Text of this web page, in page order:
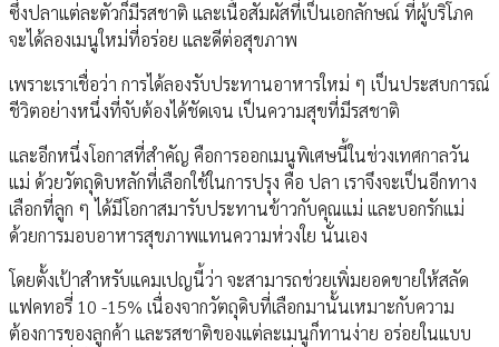
ซึ่งปลาแต่ละตัวก็มีรสชาติ และเนื้อสัมผัสที่เป็นเอกลักษณ์ ที่ผู้บริโภค
จะได้ลองเมนูใหม่ที่อร่อย และดีต่อสุขภาพ
เพราะเราเชื่อว่า การได้ลองรับประทานอาหารใหม่ ๆ เป็นประสบการณ์
ชีวิตอย่างหนึ่งที่จับต้องได้ชัดเจน เป็นความสุขที่มีรสชาติ
และอีกหนึ่งโอกาสที่สำคัญ คือการออกเมนูพิเศษนี้ในช่วงเทศกาลวัน
แม่ ด้วยวัตถุดิบหลักที่เลือกใช้ในการปรุง คือ ปลา เราจึงจะเป็นอีกทาง
เลือกที่ลูก ๆ ได้มีโอกาสมารับประทานข้าวกับคุณแม่ และบอกรักแม่
ด้วยการมอบอาหารสุขภาพแทนความห่วงใย นั่นเอง
โดยตั้งเป้าสำหรับแคมเปญนี้ว่า จะสามารถช่วยเพิ่มยอดขายให้สลัด
แฟคทอรี่ 10 -15% เนื่องจากวัตถุดิบที่เลือกมานั้นเหมาะกับความ
ต้องการของลูกค้า และรสชาติของแต่ละเมนูก็ทานง่าย อร่อยในแบบ